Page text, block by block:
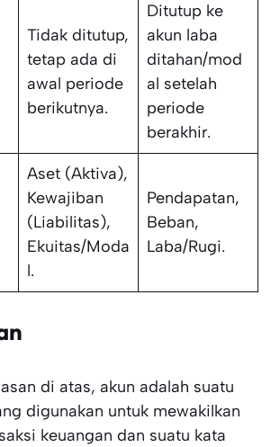
Tidak ditutup,
tetap ada di
awal periode
berikutnya.
Ditutup ke
akun laba
ditahan/mod
al setelah
periode
berakhir.
Aset (Aktiva),
Kewajiban
(Liabilitas),
Ekuitas/Moda
l.
Pendapatan,
Beban,
Laba/Rugi.
di atas, akun adalah suatu
digunakan untuk mewakilkan
keuangan dan suatu kata